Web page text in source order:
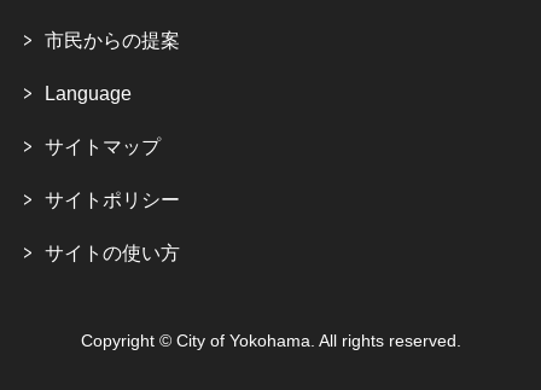
市民からの提案
Language
サイトマップ
サイトポリシー
サイトの使い方
Copyright © City of Yokohama. All rights reserved.